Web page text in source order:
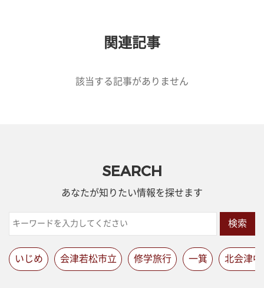
関連記事
該当する記事がありません
SEARCH
あなたが知りたい情報を探せます
検索
いじめ 会津若松市立 修学旅行 一箕 北会津中